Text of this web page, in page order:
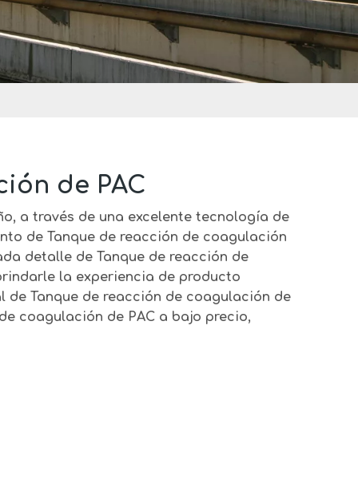
de PAC
a través de una excelente tecnología de
de Tanque de reacción de coagulación
detalle de Tanque de reacción de
la experiencia de producto
de Tanque de reacción de coagulación de
coagulación de PAC a bajo precio,